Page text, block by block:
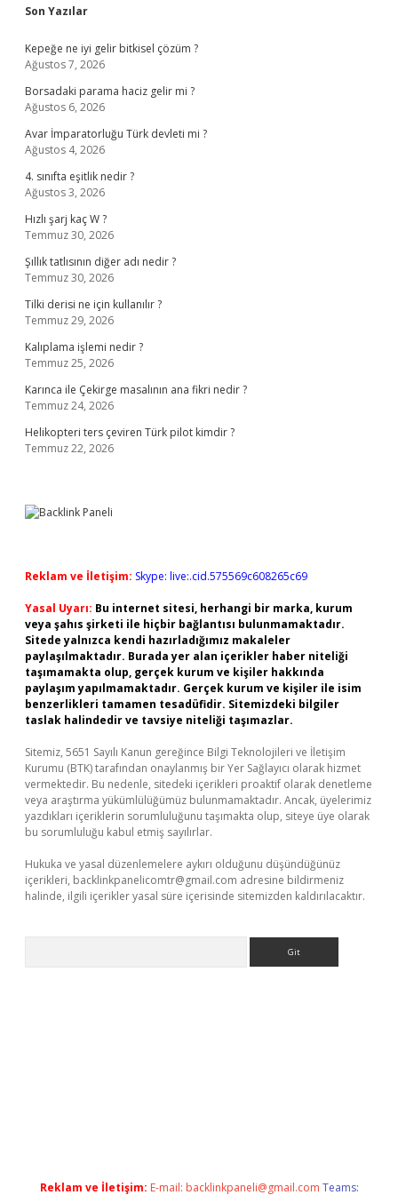
Sidebar
Son Yazılar
Kepeğe ne iyi gelir bitkisel çözüm ?
Ağustos 7, 2026
Borsadaki parama haciz gelir mi ?
Ağustos 6, 2026
Avar İmparatorluğu Türk devleti mi ?
Ağustos 4, 2026
4. sınıfta eşitlik nedir ?
Ağustos 3, 2026
Hızlı şarj kaç W ?
Temmuz 30, 2026
Şıllık tatlısının diğer adı nedir ?
Temmuz 30, 2026
Tilki derisi ne için kullanılır ?
Temmuz 29, 2026
Kalıplama işlemi nedir ?
Temmuz 25, 2026
Karınca ile Çekirge masalının ana fikri nedir ?
Temmuz 24, 2026
Helikopteri ters çeviren Türk pilot kimdir ?
Temmuz 22, 2026
Reklam ve İletişim: Skype: live:.cid.575569c608265c69
Yasal Uyarı: Bu internet sitesi, herhangi bir marka, kurum
veya şahıs şirketi ile hiçbir bağlantısı bulunmamaktadır.
Sitede yalnızca kendi hazırladığımız makaleler
paylaşılmaktadır. Burada yer alan içerikler haber niteliği
taşımamakta olup, gerçek kurum ve kişiler hakkında
paylaşım yapılmamaktadır. Gerçek kurum ve kişiler ile isim
benzerlikleri tamamen tesadüfidir. Sitemizdeki bilgiler
taslak halindedir ve tavsiye niteliği taşımazlar.
Sitemiz, 5651 Sayılı Kanun gereğince Bilgi Teknolojileri ve İletişim
Kurumu (BTK) tarafından onaylanmış bir Yer Sağlayıcı olarak hizmet
vermektedir. Bu nedenle, sitedeki içerikleri proaktif olarak denetleme
veya araştırma yükümlülüğümüz bulunmamaktadır. Ancak, üyelerimiz
yazdıkları içeriklerin sorumluluğunu taşımakta olup, siteye üye olarak
bu sorumluluğu kabul etmiş sayılırlar.
Hukuka ve yasal düzenlemelere aykırı olduğunu düşündüğünüz
içerikleri, backlinkpanelicomtr@gmail.com adresine bildirmeniz
halinde, ilgili içerikler yasal süre içerisinde sitemizden kaldırılacaktır.
Reklam ve İletişim: E-mail: backlinkpaneli@gmail.com Teams: